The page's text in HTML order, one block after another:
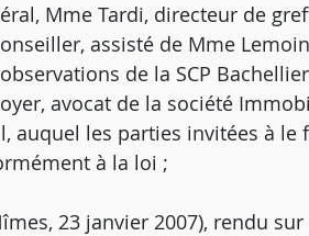
Mme Tardi, directeur de
assisté de Mme
de la SCP
avocat de la société
auquel les parties invitées à
à la loi ;
23 janvier 2007), rendu